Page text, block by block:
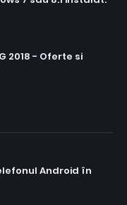
2018 - Oferte si
Android în